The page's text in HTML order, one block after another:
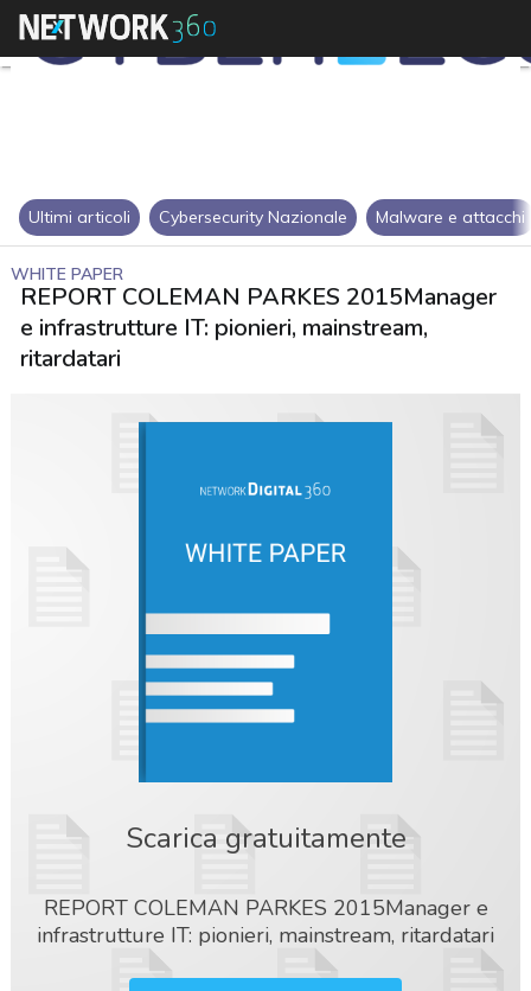
Ultimi articoli Cybersecurity Nazionale Malware e attacchi
WHITE PAPER
REPORT COLEMAN PARKES 2015Manager
e infrastrutture IT: pionieri, mainstream,
ritardatari
Scarica gratuitamente
REPORT COLEMAN PARKES 2015Manager e
infrastrutture IT: pionieri, mainstream, ritardatari